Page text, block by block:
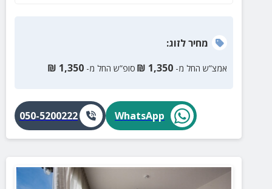
מחירלזוג:
אמצ”ש החל מ- 1,350
₪ סופ”ש החל מ- 1,350
₪
WhatsApp
050-5200222